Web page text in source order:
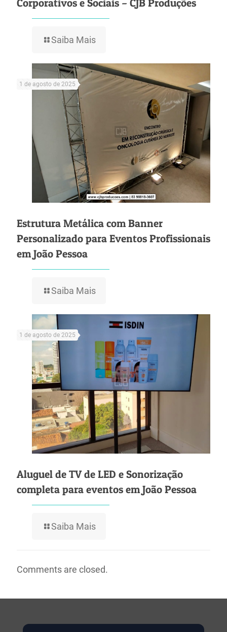
Corporativos e Sociais – CJB Produções
Saiba Mais
1 de agosto de 2025
Estrutura Metálica com Banner
Personalizado para Eventos Profissionais
em João Pessoa
Saiba Mais
1 de agosto de 2025
Aluguel de TV de LED e Sonorização
completa para eventos em João Pessoa
Saiba Mais
Comments are closed.